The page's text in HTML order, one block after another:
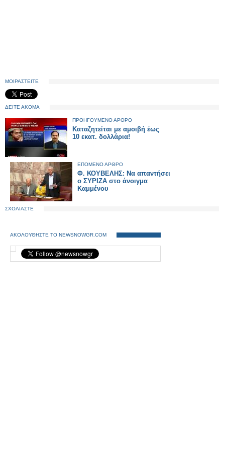
ΜΟΙΡΑΣΤΕΙΤΕ
ΔΕΙΤΕ ΑΚΟΜΑ
ΠΡΟΗΓΟΥΜΕΝΟ ΑΡΘΡΟ
Καταζητείται με αμοιβή έως
10 εκατ. δολλάρια!
ΕΠΟΜΕΝΟ ΑΡΘΡΟ
Φ. ΚΟΥΒΕΛΗΣ: Να απαντήσει
ο ΣΥΡΙΖΑ στο άνοιγμα
Καμμένου
ΣΧΟΛΙΑΣΤΕ
ΑΚΟΛΟΥΘΗΣΤΕ ΤΟ NEWSNOWGR.COM